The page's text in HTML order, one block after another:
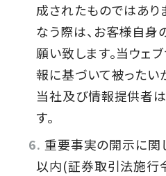
成されたものではあり
なう際は、お客様自身
願い致します。当ウェ
報に基づいて被ったい
当社及び情報提供者
す。
重要事実の開示に関
以内(証券取引法施行